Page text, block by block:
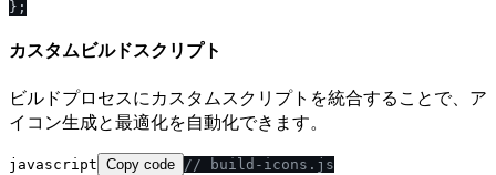
カスタムビルドスクリプト
ビルドプロセスにカスタムスクリプトを統合することで、ア
イコン生成と最適化を自動化できます。
javascript Copy code // build-icons.js